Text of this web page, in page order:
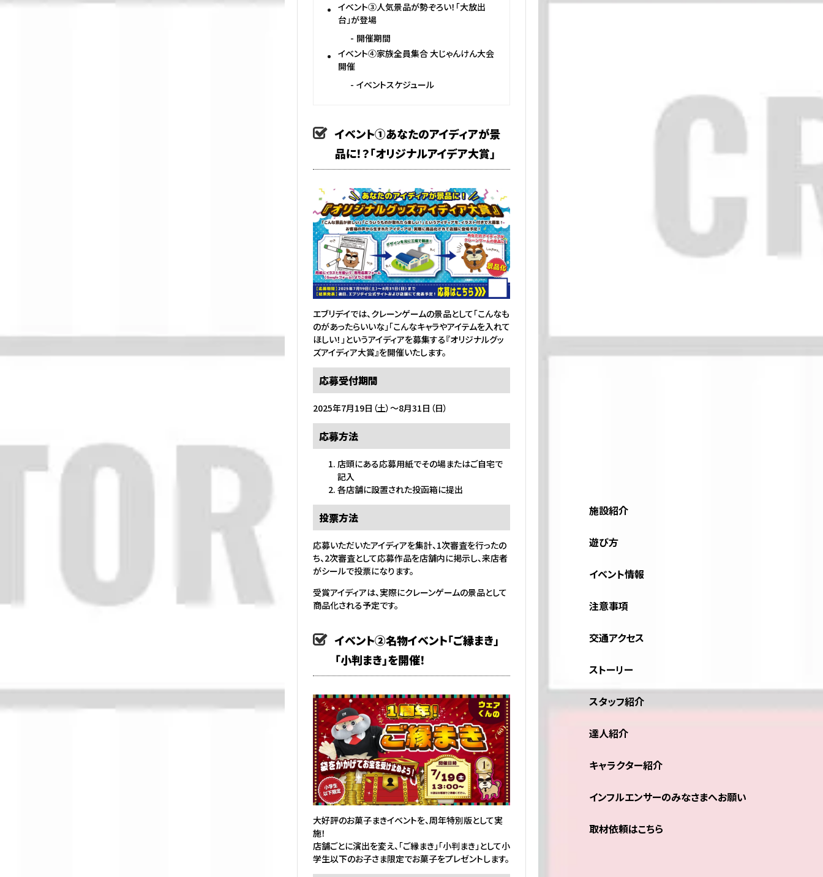
施設紹介
遊び方
イベント情報
注意事項
交通アクセス
ストーリー
スタッフ紹介
達人紹介
キャラクター紹介
インフルエンサーのみなさまへお願い
取材依頼はこちら
イベント③人気景品が勢ぞろい！「大放出
台」が登場
開催期間
イベント④家族全員集合 大じゃんけん大会
開催
イベントスケジュール
イベント①あなたのアイディアが景
品に！？「オリジナルアイデア大賞」
エブリデイでは、クレーンゲームの景品として「こんなも
のがあったらいいな」「こんなキャラやアイテムを入れて
ほしい！」というアイディアを募集する『オリジナルグッ
ズアイディア大賞』を開催いたします。
応募受付期間
2025年7月19日（土）〜8月31日（日）
応募方法
店頭にある応募用紙でその場またはご自宅で
記入
各店舗に設置された投函箱に提出
投票方法
応募いただいたアイディアを集計、1次審査を行ったの
ち、2次審査として応募作品を店舗内に掲示し、来店者
がシールで投票になります。
受賞アイディアは、実際にクレーンゲームの景品として
商品化される予定です。
イベント②名物イベント「ご縁まき」
「小判まき」を開催！
大好評のお菓子まきイベントを、周年特別版として実
施！
店舗ごとに演出を変え、「ご縁まき」「小判まき」として小
学生以下のお子さま限定でお菓子をプレゼントします。